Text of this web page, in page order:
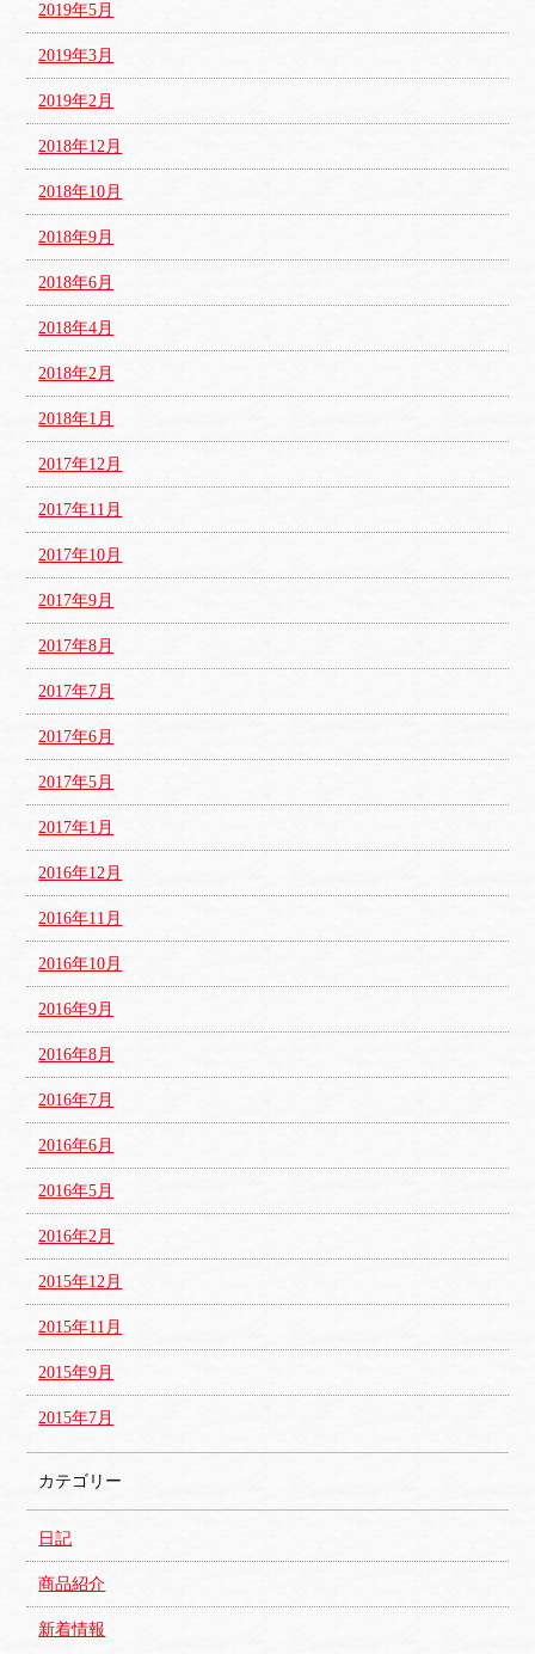
2019年5月
2019年3月
2019年2月
2018年12月
2018年10月
2018年9月
2018年6月
2018年4月
2018年2月
2018年1月
2017年12月
2017年11月
2017年10月
2017年9月
2017年8月
2017年7月
2017年6月
2017年5月
2017年1月
2016年12月
2016年11月
2016年10月
2016年9月
2016年8月
2016年7月
2016年6月
2016年5月
2016年2月
2015年12月
2015年11月
2015年9月
2015年7月
カテゴリー
日記
商品紹介
新着情報